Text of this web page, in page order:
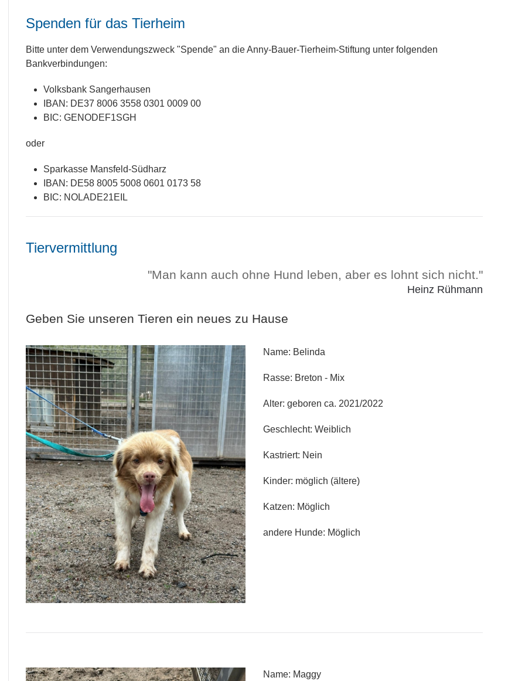
Spenden für das Tierheim
Bitte unter dem Verwendungszweck "Spende" an die Anny-Bauer-Tierheim-Stiftung unter folgenden
Bankverbindungen:
Volksbank Sangerhausen
IBAN: DE37 8006 3558 0301 0009 00
BIC: GENODEF1SGH
oder
Sparkasse Mansfeld-Südharz
IBAN: DE58 8005 5008 0601 0173 58
BIC: NOLADE21EIL
Tiervermittlung
"Man kann auch ohne Hund leben, aber es lohnt sich nicht."
Heinz Rühmann
Geben Sie unseren Tieren ein neues zu Hause
Name: Belinda
Rasse: Breton - Mix
Alter: geboren ca. 2021/2022
Geschlecht: Weiblich
Kastriert: Nein
Kinder: möglich (ältere)
Katzen: Möglich
andere Hunde: Möglich
Name: Maggy